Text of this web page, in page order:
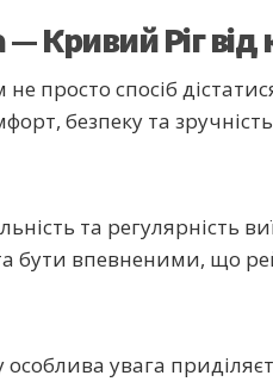
Кривий Ріг від
просто спосіб
безпеку та
та регулярність
бути впевненими, що
увага